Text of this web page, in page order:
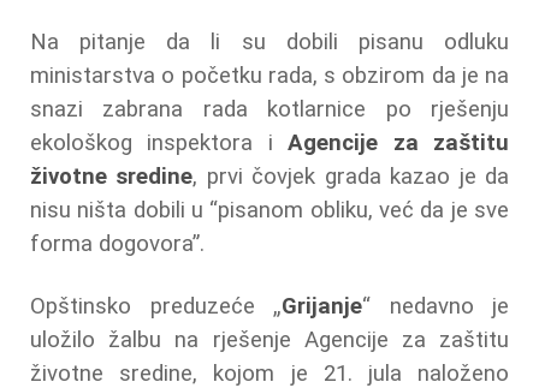
Na pitanje da li su dobili pisanu odluku
ministarstva o početku rada, s obzirom da je na
snazi zabrana rada kotlarnice po rješenju
ekološkog inspektora iAgencije za zaštitu
životne sredine, prvi čovjek grada kazao je da
nisu ništa dobili u “pisanom obliku, već da je sve
forma dogovora”.
Opštinsko preduzeće „Grijanje“ nedavno je
uložilo žalbu na rješenje Agencije za zaštitu
životne sredine, kojom je 21. jula naloženo